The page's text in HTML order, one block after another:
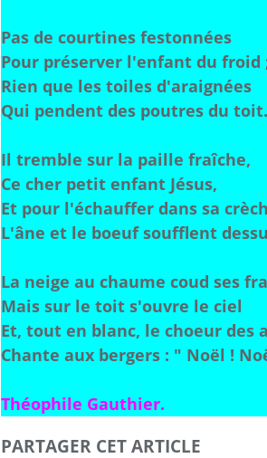
Pas de courtines festonnées
Pour préserver l'enfant du froid
Rien que les toiles d'araignées
Qui pendent des poutres du toit.
Il tremble sur la paille fraîche,
Ce cher petit enfant Jésus,
Et pour l'échauffer dans sa
L'âne et le boeuf soufflent
La neige au chaume coud ses
Mais sur le toit s'ouvre le ciel
Et, tout en blanc, le choeur des
Chante aux bergers : " Noël !
Théophile Gauthier.
PARTAGER CET ARTICLE